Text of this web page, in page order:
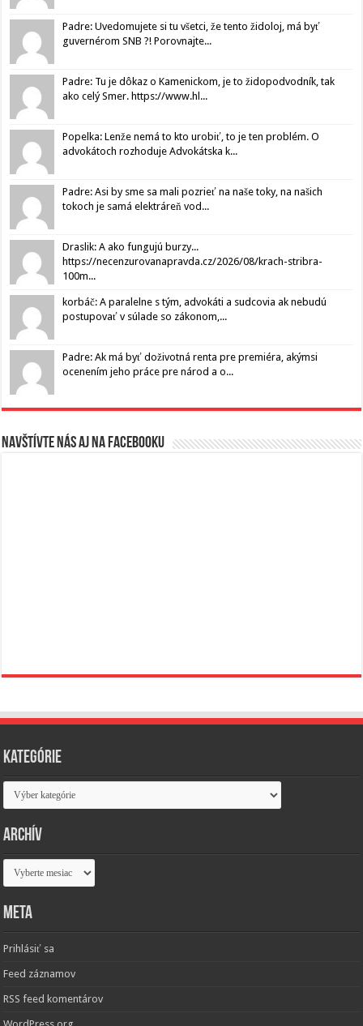
Padre: Uvedomujete si tu všetci, že tento židoloj, má byť
guvernérom SNB ?! Porovnajte...
Padre: Tu je dôkaz o Kamenickom, je to židopodvodník, tak
ako celý Smer. https://www.hl...
Popelka: Lenže nemá to kto urobiť, to je ten problém. O
advokátoch rozhoduje Advokátska k...
Padre: Asi by sme sa mali pozrieť na naše toky, na našich
tokoch je samá elektráreň vod...
Draslik: A ako fungujú burzy...
https://necenzurovanapravda.cz/2026/08/krach-stribra-
100m...
korbáč: A paralelne s tým, advokáti a sudcovia ak nebudú
postupovať v súlade so zákonom,...
Padre: Ak má byť doživotná renta pre premiéra, akýmsi
ocenením jeho práce pre národ a o...
Navštívte nás aj na Facebooku
Kategórie
Kategórie
Archív
Archív
Meta
Prihlásiť sa
Feed záznamov
RSS feed komentárov